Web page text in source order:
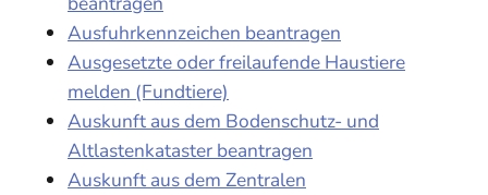
Ausfuhrkennzeichen beantragen
Ausgesetzte oder freilaufende Haustiere
melden (Fundtiere)
Auskunft aus dem Bodenschutz- und
Altlastenkataster beantragen
Auskunft aus dem Zentralen